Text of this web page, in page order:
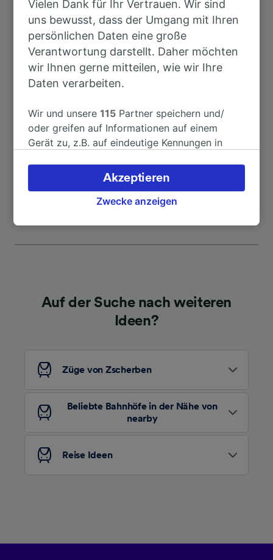
Dauer
Nach Halle (Saale) Hbf
Nach Röblingen am See 31min
Nach Sangerhausen 1h 21min
Nach Lutherstadt Eisleben 53min
Nach Leipzig Hbf
Auf der Suche nach weiteren
Ideen?
Züge von Zscherben
Beliebte Bahnhöfe in der Nähe von
nearby
Reise Ideen
Vielen Dank für Ihr Vertrauen. Wir sind
uns bewusst, dass der Umgang mit Ihren
persönlichen Daten eine große
Verantwortung darstellt. Daher möchten
wir Ihnen gerne mitteilen, wie wir Ihre
Daten verarbeiten.
Wir und unsere115 Partner speichern und/
oder greifen auf Informationen auf einem
Gerät zu, z.B. auf eindeutige Kennungen in
verarbeiten. Sie können Ihre Präferenzen
akzeptieren oder verwalten, einschließlich
Ihres Widerspruchsrechts bei berechtigtem
Datenschutzrichtlinie. Diese Präferenzen
verwendet, wenn Sie uns gebeten haben, Ihr
Surfverhalten nicht zu verfolgen.
Verwendung genauer Standortdaten.
aktiv abfragen. Speichern von oder Zugriff auf
Informationen auf einem Endgerät.
Personalisierte Werbung und Inhalte, Messung
von Werbeleistung und der Performance von
Entwicklung und Verbesserung von
Zwecke anzeigen
Akzeptieren